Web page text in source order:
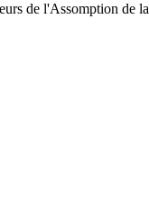
de l'Assomption de la